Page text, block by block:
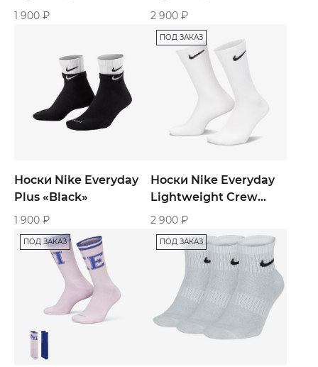
1 900 ₽
Socks Black 3-Pairs
2 900 ₽
Носки Nike Everyday
Plus «Black»
1 900 ₽
ПОД ЗАКАЗ
Носки Nike Everyday
Lightweight Crew
Socks White 3-Pairs
2 900 ₽
ПОД ЗАКАЗ ПОД ЗАКАЗ